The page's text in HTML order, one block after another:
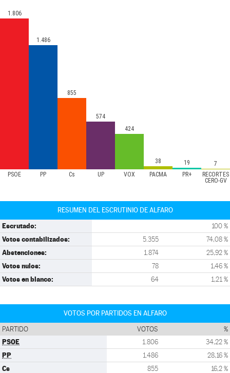
PSOE PP Cs UP VOX PACMA PR+
RECORTES
CERO-GV
1.806
1.486
855
574
424
38 19 7
RESUMEN DEL ESCRUTINIO DE ALFARO
Escrutado: 100 %
Votos contabilizados: 5.355 74,08 %
Abstenciones: 1.874 25,92 %
Votos nulos: 78 1,46 %
Votos en blanco: 64 1,21 %
VOTOS POR PARTIDOS EN ALFARO
PARTIDO VOTOS %
PSOE 1.806 34,22 %
PP 1.486 28,16 %
Cs 855 16,2 %